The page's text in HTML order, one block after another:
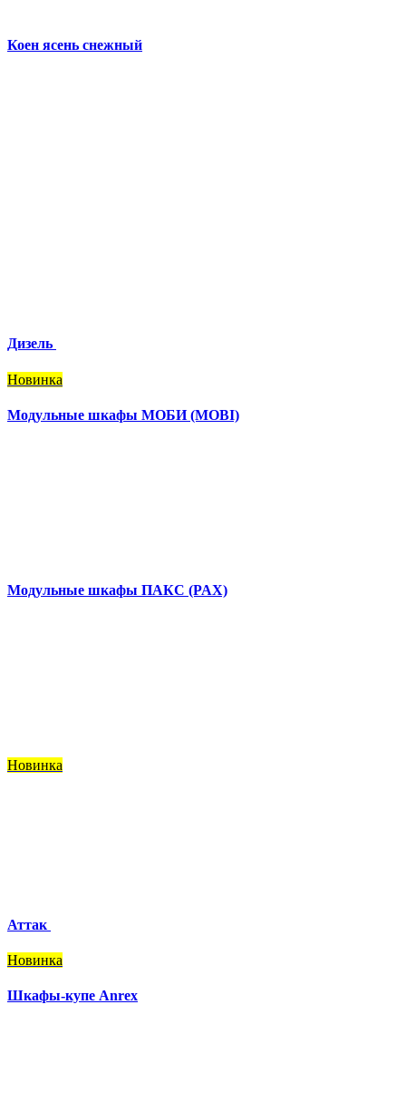
Коен ясень снежный
Дизель
Новинка
Модульные шкафы МОБИ (MOBI)
Модульные шкафы ПАКС (PAX)
Новинка
Аттак
Новинка
Шкафы-купе Anrex